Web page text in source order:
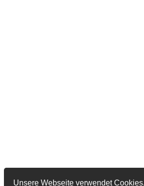
Unsere Webseite verwendet